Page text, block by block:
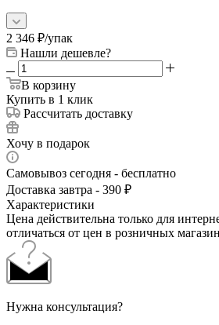
2 346 ₽/упак
Нашли дешевле?
В корзину
Купить в 1 клик
Рассчитать доставку
Хочу в подарок
Самовывоз сегодня - бесплатно
Доставка завтра - 390 ₽
Характеристики
Цена действительна только для
отличаться от цен в розничных
Нужна консультация?